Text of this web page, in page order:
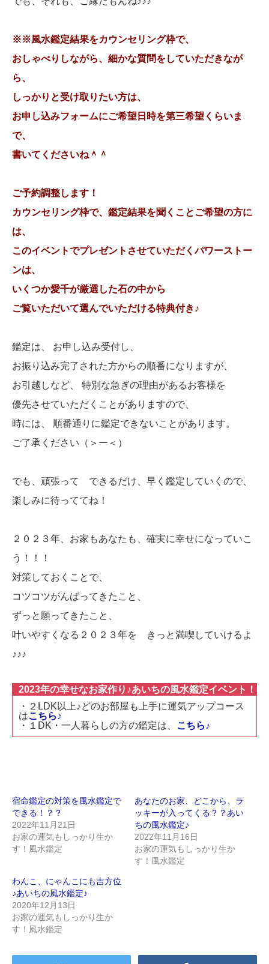
※※風水鑑定結果をカウンセリング枠で、
おしゃべりしながら、細かな質問をしていただきなが
ら、
しっかりと受け取りたい方は、
お申し込みフォームにご希望日時を第三希望くらいま
で、
書いてくださいね＾＾
ご予約調整します！
カウンセリング枠で、鑑定結果を聞くことご希望の方に
は、
このイベントでプレゼントさせていただくパワーストー
ンは、
いくつか愛千が厳選した石の中から
ご覧いただいて選んでいただける特典付き♪
鑑定は、 お申し込み受付し、
お振り込み完了された方からの順番になりますが、
お引越しなど、 特別な急ぎの理由があるお客様を
優先させていただくことがありますので、
時には、 順番通りに鑑定できないことがあります。
ご了承ください（＞ー＜）
でも、頑張って できるだけ、早く鑑定していくので、
楽しみに待っててね！
２０２３年、お家もあなたも、確実に幸せになっていこ
う！！！
対策しておくことで、
コツコツがんばってきたこと、
ずっと願ってきたこと、
叶いやすくなる２０２３年を きっと満喫していけるよ
♪♪♪
2023年の幸せなお家作り♪あいちの風水鑑定イベント！
・２LDK以上♪どのお部屋も上手に運気アップコース
はこちら♪
・１DK・一人暮らしの方の鑑定は、 こちら♪
宿命鑑定の対策を風水鑑定で
できる！？？
2022年11月21日
お家の運気もしっかり生か
す！風水鑑定
あなたのお家、どこから、ラ
ッキーが入ってくる？？あい
ちの風水鑑定♪
2022年11月16日
お家の運気もしっかり生か
す！風水鑑定
わんこ、にゃんこにも吉方位
♪あいちの風水鑑定♪
2020年12月13日
お家の運気もしっかり生か
す！風水鑑定